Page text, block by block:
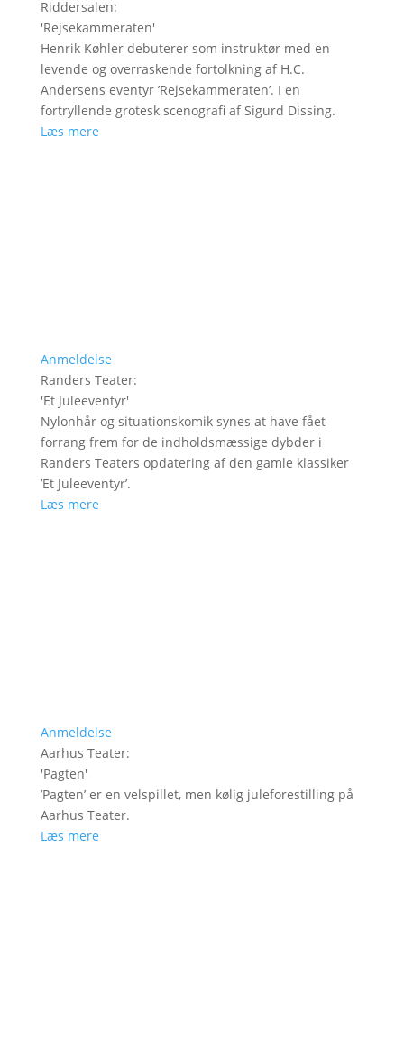
Riddersalen:
'Rejsekammeraten'
Henrik Køhler debuterer som instruktør med en
levende og overraskende fortolkning af H.C.
Andersens eventyr ’Rejsekammeraten’. I en
fortryllende grotesk scenografi af Sigurd Dissing.
Læs mere
Anmeldelse
Randers Teater:
'Et Juleeventyr'
Nylonhår og situationskomik synes at have fået
forrang frem for de indholdsmæssige dybder i
Randers Teaters opdatering af den gamle klassiker
’Et Juleeventyr’.
Læs mere
Anmeldelse
Aarhus Teater:
'Pagten'
’Pagten’ er en velspillet, men kølig juleforestilling på
Aarhus Teater.
Læs mere